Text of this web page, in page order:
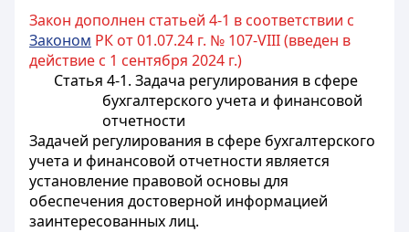
Закон дополнен статьей 4-1 в соответствии с
Законом РК от 01.07.24 г. № 107-VIII (введен в
действие с 1 сентября 2024 г.)
Статья 4-1. Задача регулирования в сфере
бухгалтерского учета и финансовой
отчетности
Задачей регулирования в сфере бухгалтерского
учета и финансовой отчетности является
установление правовой основы для
обеспечения достоверной информацией
заинтересованных лиц.